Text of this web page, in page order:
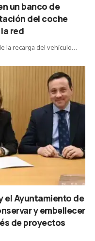
un banco de
del coche
red
la recarga del vehículo…
el Ayuntamiento de
y embellecer
de proyectos